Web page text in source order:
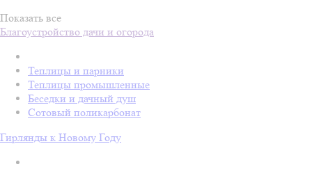
Показать все
Благоустройство дачи и огорода
Теплицы и парники
Теплицы промышленные
Беседки и дачный душ
Сотовый поликарбонат
Гирлянды к Новому Году